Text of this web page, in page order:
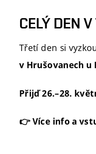
CELÝ DEN
Třetí den si
v Hrušovanech u
Přijď 26.–28.
👉 Více info a